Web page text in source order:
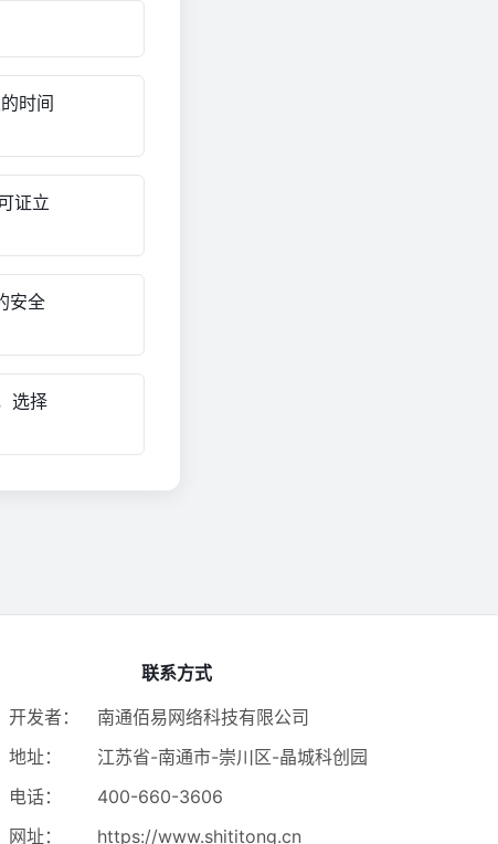
时间
证立
安全
选择
联系方式
开发者：
南通佰易网络科技有限公司
地址：
江苏省-南通市-崇川区-晶城科创园
电话：
400-660-3606
网址：
https://www.shititong.cn